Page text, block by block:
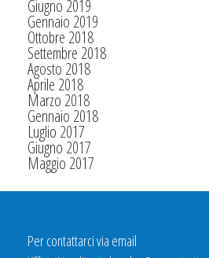
Giugno 2019
Gennaio 2019
Ottobre 2018
Settembre 2018
Agosto 2018
Aprile 2018
Marzo 2018
Gennaio 2018
Luglio 2017
Giugno 2017
Maggio 2017
Per contattarci via email